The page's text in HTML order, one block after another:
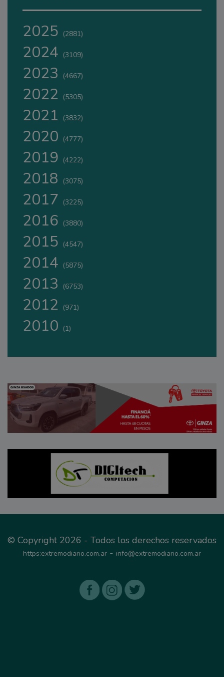
2025 (2881)
2024 (3109)
2023 (4667)
2022 (5305)
2021 (3832)
2020 (4777)
2019 (4222)
2018 (3075)
2017 (3225)
2016 (3880)
2015 (4547)
2014 (5875)
2013 (6753)
2012 (971)
2010 (1)
© Copyright 2026 - Todos los derechos reservados
https:extremodiario.com.ar - info@extremodiario.com.ar